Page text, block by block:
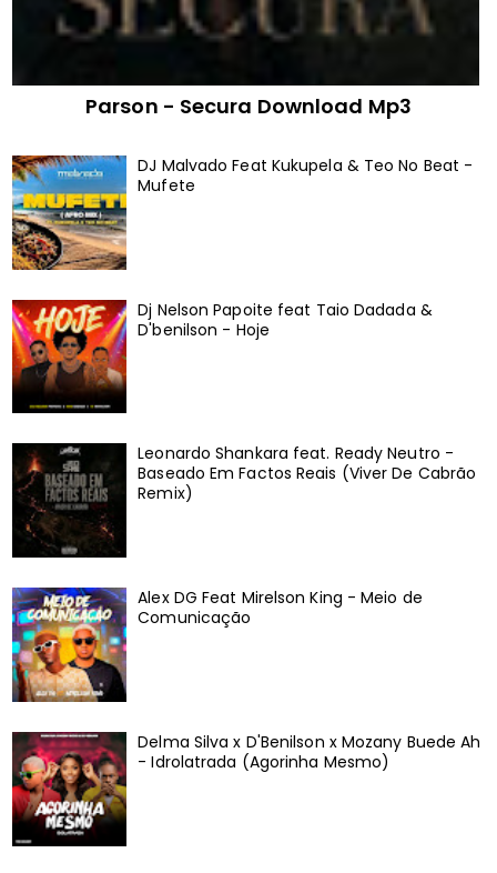
Parson - Secura Download Mp3
DJ Malvado Feat Kukupela & Teo No Beat -
Mufete
Dj Nelson Papoite feat Taio Dadada &
D'benilson - Hoje
Leonardo Shankara feat. Ready Neutro -
Baseado Em Factos Reais (Viver De Cabrão
Remix)
Alex DG Feat Mirelson King - Meio de
Comunicação
Delma Silva x D'Benilson x Mozany Buede Ah
- Idrolatrada (Agorinha Mesmo)